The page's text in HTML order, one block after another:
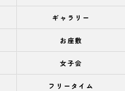
ギャラリー
お座敷
女子会
フリータイム